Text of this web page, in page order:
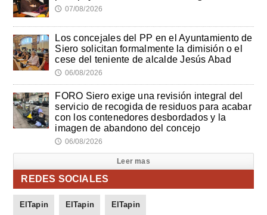
🕔 07/08/2026
Los concejales del PP en el Ayuntamiento de
Siero solicitan formalmente la dimisión o el
cese del teniente de alcalde Jesús Abad
🕔 06/08/2026
FORO Siero exige una revisión integral del
servicio de recogida de residuos para acabar
con los contenedores desbordados y la
imagen de abandono del concejo
🕔 06/08/2026
Leer mas
REDES SOCIALES
ElTapin ElTapin ElTapin